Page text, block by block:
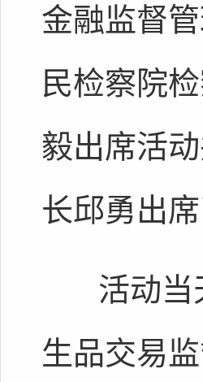
金融监督
民检察院
毅出席活
长邱勇出席
活动当天
生品交易